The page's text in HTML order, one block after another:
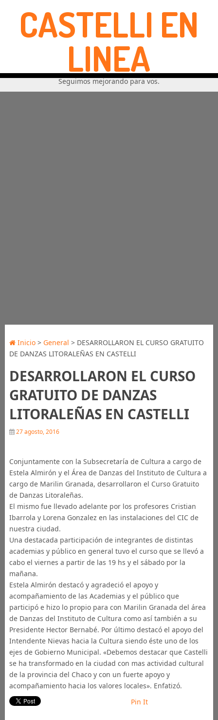
CASTELLI EN
LINEA
Seguimos mejorando para vos.
Inicio> General > DESARROLLARON EL CURSO GRATUITO
DE DANZAS LITORALEÑAS EN CASTELLI
DESARROLLARON EL CURSO
GRATUITO DE DANZAS
LITORALEÑAS EN CASTELLI
27 agosto, 2016
Conjuntamente con la Subsecretaría de Cultura a cargo de
Estela Almirón y el Área de Danzas del Instituto de Cultura a
cargo de Marilin Granada, desarrollaron el Curso Gratuito
de Danzas Litoraleñas.
El mismo fue llevado adelante por los profesores Cristian
Ibarrola y Lorena Gonzalez en las instalaciones del CIC de
nuestra ciudad.
Una destacada participación de integrantes de distintas
academias y público en general tuvo el curso que se llevó a
cabo el viernes a partir de las 19 hs y el sábado por la
mañana.
Estela Almirón destacó y agradeció el apoyo y
acompañamiento de las Academias y el público que
participó e hizo lo propio para con Marilin Granada del área
de Danzas del Instituto de Cultura como así también a su
Presidente Hector Bernabé. Por último destacó el apoyo del
Intendente Nievas hacia la Cultura siendo éste uno de los
ejes de Gobierno Municipal. «Debemos destacar que Castelli
se ha transformado en la ciudad con mas actividad cultural
de la provincia del Chaco y con un fuerte apoyo y
acompañamiento hacia los valores locales». Enfatizó.
Pin It